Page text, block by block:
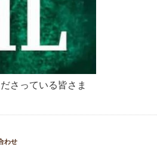
さっている皆さま
わせ